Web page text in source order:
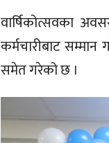
वार्षिकोत्सवका
कर्मचारीबाट
समेत गरेको छ ।